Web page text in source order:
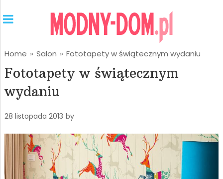
Home » Salon » Fototapety w świątecznym wydaniu
Fototapety w świątecznym
wydaniu
28 listopada 2013 by